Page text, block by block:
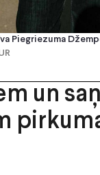
Piegriezuma
un